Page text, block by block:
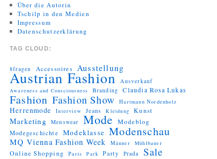
Über die Autorin
Tschilp in den Medien
Impressum
Datenschutzerklärung
TAG CLOUD:
8fragen Accessoires Ausstellung
Austrian Fashion Ausverkauf
Awareness and Consciousness Branding Claudia Rosa Lukas
Fashion Fashion Show Hartmann Nordenholz
Herrenmode Interview Jeans Kleidung Kunst
Marketing Menswear Mode Modeblog
Modegeschichte Modeklasse Modenschau
MQ Vienna Fashion Week Männer Mühlbauer
Online Shopping Paris Park Party Prada Sale